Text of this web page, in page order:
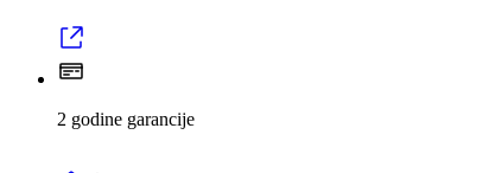
2 godine garancije